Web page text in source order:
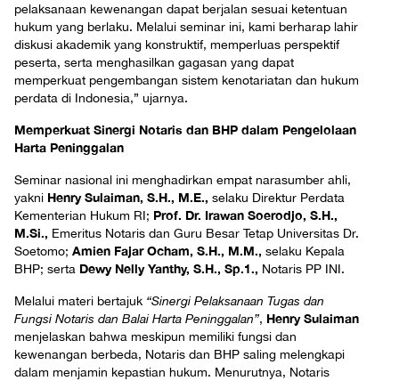
pelaksanaan kewenangan dapat berjalan sesuai ketentuan
hukum yang berlaku. Melalui seminar ini, kami berharap lahir
diskusi akademik yang konstruktif, memperluas perspektif
peserta, serta menghasilkan gagasan yang dapat
memperkuat pengembangan sistem kenotariatan dan hukum
perdata di Indonesia,” ujarnya.
Memperkuat Sinergi Notaris dan BHP dalam Pengelolaan
Harta Peninggalan
Seminar nasional ini menghadirkan empat narasumber ahli,
yakni Henry Sulaiman, S.H., M.E., selaku Direktur Perdata
Kementerian Hukum RI; Prof. Dr. Irawan Soerodjo, S.H.,
M.Si., Emeritus Notaris dan Guru Besar Tetap Universitas Dr.
Soetomo; Amien Fajar Ocham, S.H., M.M., selaku Kepala
BHP; serta Dewy Nelly Yanthy, S.H., Sp.1., Notaris PP INI.
Melalui materi bertajuk “Sinergi Pelaksanaan Tugas dan
Fungsi Notaris dan Balai Harta Peninggalan”, Henry Sulaiman
menjelaskan bahwa meskipun memiliki fungsi dan
kewenangan berbeda, Notaris dan BHP saling melengkapi
dalam menjamin kepastian hukum. Menurutnya, Notaris